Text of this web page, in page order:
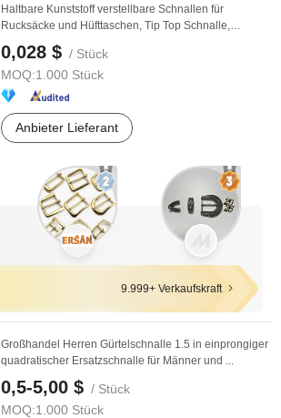
Haltbare Kunststoff verstellbare Schnallen für
Rucksäcke und Hüfttaschen, Tip Top Schnalle,
0,028 $ / Stück
MOQ:1.000 Stück
Anbieter Lieferant
9.999+ Verkaufskraft
Großhandel Herren Gürtelschnalle 1.5 in einprongiger
quadratischer Ersatzschnalle für Männer und ...
0,5-5,00 $ / Stück
MOQ:1.000 Stück